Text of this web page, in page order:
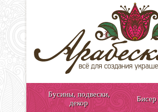
Бусины, подвески,
декор
Бисер